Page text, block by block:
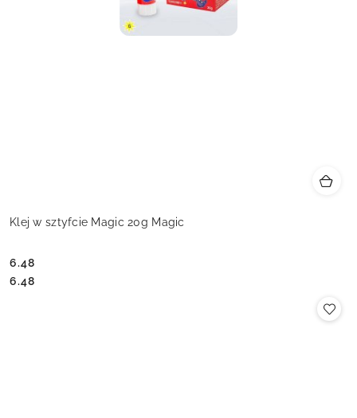
Klej w sztyfcie Magic 20g Magic
Cena:
6.48
Cena:
6.48